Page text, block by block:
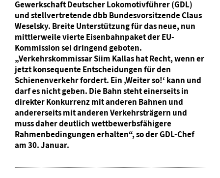
Gewerkschaft Deutscher Lokomotivführer (GDL)
und stellvertretende dbb Bundesvorsitzende Claus
Weselsky. Breite Unterstützung für das neue, nun
mittlerweile vierte Eisenbahnpaket der EU-
Kommission sei dringend geboten.
„Verkehrskommissar Siim Kallas hat Recht, wenn er
jetzt konsequente Entscheidungen für den
Schienenverkehr fordert. Ein ‚Weiter so!‘ kann und
darf es nicht geben. Die Bahn steht einerseits in
direkter Konkurrenz mit anderen Bahnen und
andererseits mit anderen Verkehrsträgern und
muss daher deutlich wettbewerbsfähigere
Rahmenbedingungen erhalten“, so der GDL-Chef
am 30. Januar.